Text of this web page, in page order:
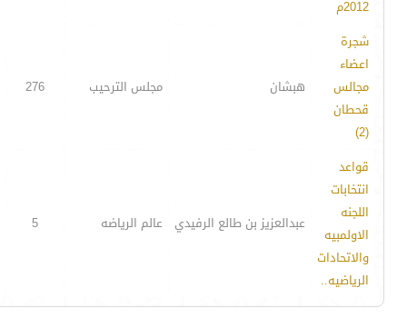
2012م
شجرة
اعضاء
مجالس
قحطان
(2)
هبشان مجلس الترحيب 276
قواعد
انتخابات
اللجنه
الاولمبيه
والاتحادات
الرياضيه..
عبدالعزيز بن طالع الرفيدي عالم الرياضه 5